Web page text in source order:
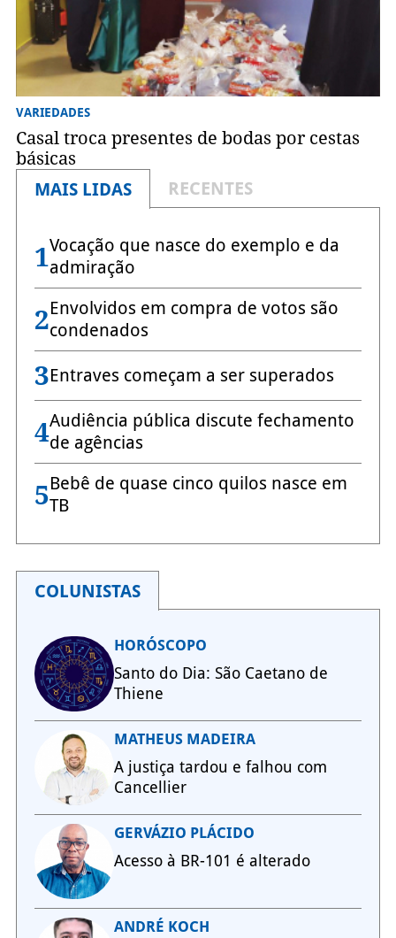
VARIEDADES
Casal troca presentes de bodas por cestas
básicas
MAIS LIDAS
RECENTES
1Vocação que nasce do exemplo e da
admiração
2Envolvidos em compra de votos são
condenados
3Entraves começam a ser superados
4Audiência pública discute fechamento
de agências
5Bebê de quase cinco quilos nasce em
TB
COLUNISTAS
HORÓSCOPO
Santo do Dia: São Caetano de
Thiene
MATHEUS MADEIRA
A justiça tardou e falhou com
Cancellier
GERVÁZIO PLÁCIDO
Acesso à BR-101 é alterado
ANDRÉ KOCH